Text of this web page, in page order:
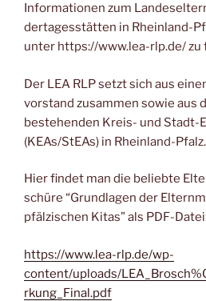
Infor­ma­tio­nen zum
der­ta­ges­stät­ten in Rhein­land-
unter https://www.lea-rlp.de/ zu
Der LEA RLP setzt sich aus
vor­stand zusam­men sowie aus
bestehen­den Kreis- und Stadt-
(KEAs/StEAs) in Rheinland-Pfalz.
Hier fin­det man die belieb­te
schü­re “Grund­la­gen der
pfäl­zi­schen Kitas” als PDF-
https://www.lea-rlp.de/wp-
content/uploads/
rkung_Final.pdf